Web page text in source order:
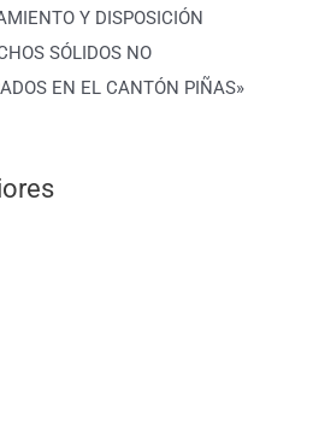
Y DISPOSICIÓN
SÓLIDOS NO
EN EL CANTÓN PIÑAS»